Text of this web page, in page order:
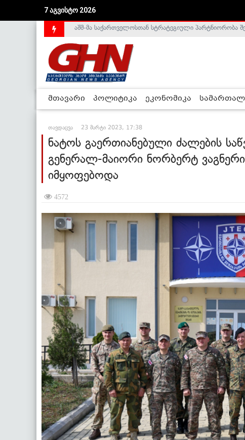
7 აგვისტო 2026
საქართველოს დე-ფაქტო მთავრობა არალეგიტიმურია -
მთავარი პოლიტიკა ეკონომიკა
თავდაცვა 23 მარტი 2023, 17:38
ნატოს გაერთიანებული ძალების
გენერალ-მაიორი ნორბერტ
იმყოფებოდა
4572